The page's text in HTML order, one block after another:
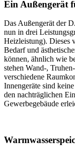
Ein Außengerät
Das Außengerät der
nun in drei
Heizleistung). Dieses
Bedarf und
können, ähnlich wie
stehen Wand-,
verschiedene
Innengeräte sind
den nachträglichen
Gewerbegebäude